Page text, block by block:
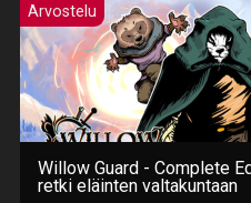
Arvostelu
Willow Guard - Complete
retki eläinten valtakuntaan